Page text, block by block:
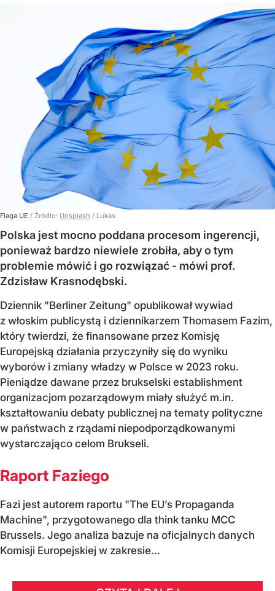
Flaga UE / Źródło: Unsplash / Lukas
Polska jest mocno poddana procesom ingerencji,
ponieważ bardzo niewiele zrobiła, aby o tym
problemie mówić i go rozwiązać - mówi prof.
Zdzisław Krasnodębski.
Dziennik "Berliner Zeitung" opublikował wywiad
z włoskim publicystą i dziennikarzem Thomasem Fazim,
który twierdzi, że finansowane przez Komisję
Europejską działania przyczyniły się do wyniku
wyborów i zmiany władzy w Polsce w 2023 roku.
Pieniądze dawane przez brukselski establishment
organizacjom pozarządowym miały służyć m.in.
kształtowaniu debaty publicznej na tematy polityczne
w państwach z rządami niepodporządkowanymi
wystarczająco celom Brukseli.
Raport Faziego
Fazi jest autorem raportu "The EU’s Propaganda
Machine", przygotowanego dla think tanku MCC
Brussels. Jego analiza bazuje na oficjalnych danych
Komisji Europejskiej w zakresie...